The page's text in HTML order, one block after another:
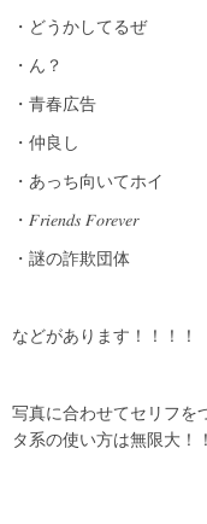
・どうかしてるぜ
・ん？
・青春広告
・仲良し
・あっち向いてホイ
・ 𝐹𝑟𝑖𝑒𝑛𝑑𝑠 𝐹𝑜𝑟𝑒𝑣𝑒𝑟
・謎の詐欺団体
などがあります！！！！
写真に合わせてセリフを
タ系の使い方は無限大！